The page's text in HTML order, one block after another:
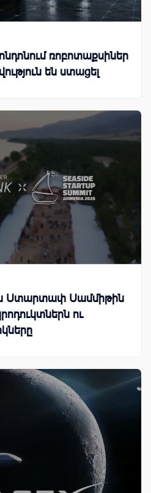
ռոբոտաքսիներ
են ստացել
Ստարտափ Սամմիթին
ու